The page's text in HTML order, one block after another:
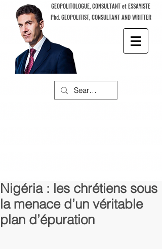
GEOPOLITOLOGUE, CONSULTANT et ESSAYISTE
Phd. GEOPOLITIST, CONSULTANT AND WRITTER
Nigéria : les chrétiens sous
la menace d’un véritable
plan d’épuration